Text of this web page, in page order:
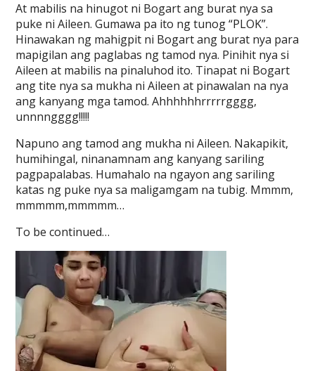
At mabilis na hinugot ni Bogart ang burat nya sa
puke ni Aileen. Gumawa pa ito ng tunog “PLOK”.
Hinawakan ng mahigpit ni Bogart ang burat nya para
mapigilan ang paglabas ng tamod nya. Pinihit nya si
Aileen at mabilis na pinaluhod ito. Tinapat ni Bogart
ang tite nya sa mukha ni Aileen at pinawalan na nya
ang kanyang mga tamod. Ahhhhhhrrrrrgggg,
unnnngggg!!!!!
Napuno ang tamod ang mukha ni Aileen. Nakapikit,
humihingal, ninanamnam ang kanyang sariling
pagpapalabas. Humahalo na ngayon ang sariling
katas ng puke nya sa maligamgam na tubig. Mmmm,
mmmmm,mmmmm…
To be continued…